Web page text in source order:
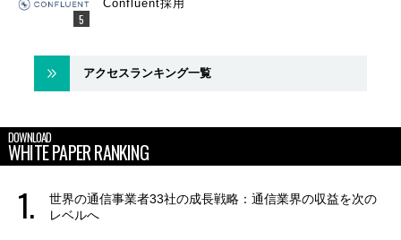
Confluent採用
アクセスランキング一覧
DOWNLOAD
WHITE PAPER RANKING
世界の通信事業者33社の成長戦略：通信業界の収益を次の
レベルへ